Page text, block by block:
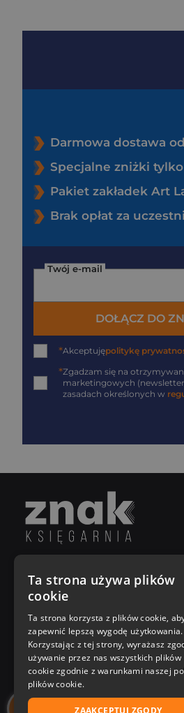
Darmowa dostawa od
Specjalne zniżki
Pakiet zakładek Art
Brak opłat za
Twój e-mail
DOŁĄCZ DO
*Akceptujępolitykę
*Zgadzam się na
marketingowych
zasadach określonych w
Poniedziałek - Piątek
8:00 - 18:00
[email protected]
Bądź z nami na bieżąco
Ta strona używa plików
cookie
Ta strona korzysta z plików cookie,
zapewnić lepszą wygodę użytkowania.
Korzystając z tej strony, wyrażasz
używanie przez nas wszystkich plików
cookie zgodnie z warunkami naszej
plików cookie.
ZAAKCEPTUJ ZGODY